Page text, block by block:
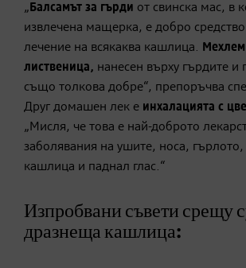
„ Балсамът за гърди от свинска мас, в
извлечена мащерка, е добро
лечение на всякаква кашлица.
лиственица, нанесен върху гърдите и
също толкова добре“, препоръчва
Друг домашен лек е инхалацията с
„Мисля, че това е най-доброто
заболявания на ушите, носа, гърлото,
кашлица и паднал глас.“
Изпробвани съвети срещу
дразнеща кашлица: